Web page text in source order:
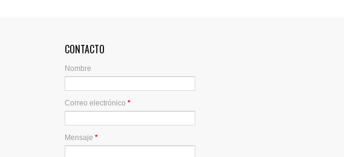
CONTACTO
Nombre
Correo electrónico*
Mensaje*